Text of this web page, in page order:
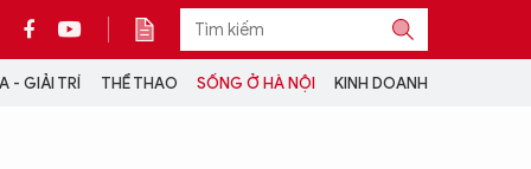
- GIẢI TRÍ THỂ THAO SỐNG Ở HÀ NỘI KINH DOANH